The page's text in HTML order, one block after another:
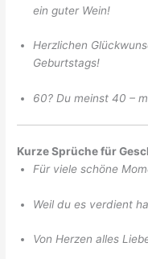
ein guter Wein!
Herzlichen
Geburtstags!
60? Du meinst 40 –
Kurze Sprüche für
Für viele schöne
Weil du es verdient
Von Herzen alles